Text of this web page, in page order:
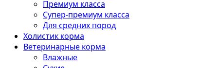
Премиум класса
Супер-премиум класса
Для средних пород
Холистик корма
Ветеринарные корма
Влажные